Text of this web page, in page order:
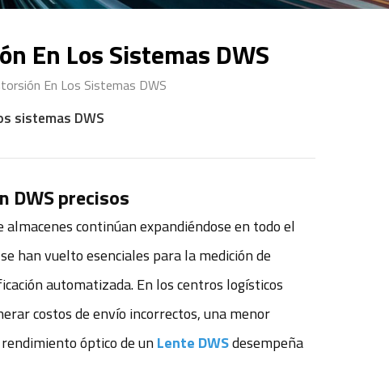
En Los Sistemas DWS
En Los Sistemas DWS
sistemas DWS
DWS precisos
continúan expandiéndose en todo el
han vuelto esenciales para la medición de
automatizada. En los centros logísticos
costos de envío incorrectos, una menor
óptico de un Lente DWSdesempeña